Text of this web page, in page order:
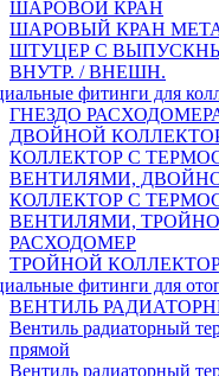
ШАРОВОЙ КРАН
ШАРОВЫЙ КРАН
ШТУЦЕР С
ВНУТР. / ВНЕШН.
фитинги для
ГНЕЗДО
ДВОЙНОЙ КОЛЛЕКТОР
КОЛЛЕКТОР С
ВЕНТИЛЯМИ,
КОЛЛЕКТОР С
ВЕНТИЛЯМИ,
РАСХОДОМЕР
ТРОЙНОЙ КОЛЛЕКТОР
фитинги для
ВЕНТИЛЬ
Вентиль радиаторный
прямой
Вентиль радиаторный